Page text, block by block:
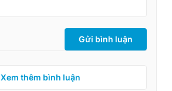
Gửi bình luận
Xem thêm bình luận